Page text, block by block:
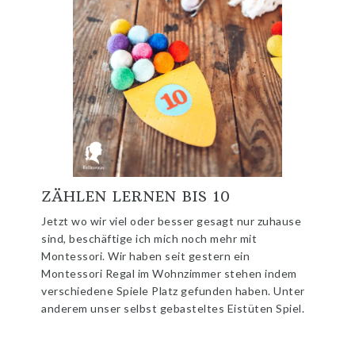
ZÄHLEN LERNEN BIS 10
Jetzt wo wir viel oder besser gesagt nur zuhause
sind, beschäftige ich mich noch mehr mit
Montessori. Wir haben seit gestern ein
Montessori Regal im Wohnzimmer stehen indem
verschiedene Spiele Platz gefunden haben. Unter
anderem unser selbst gebasteltes Eistüten Spiel.